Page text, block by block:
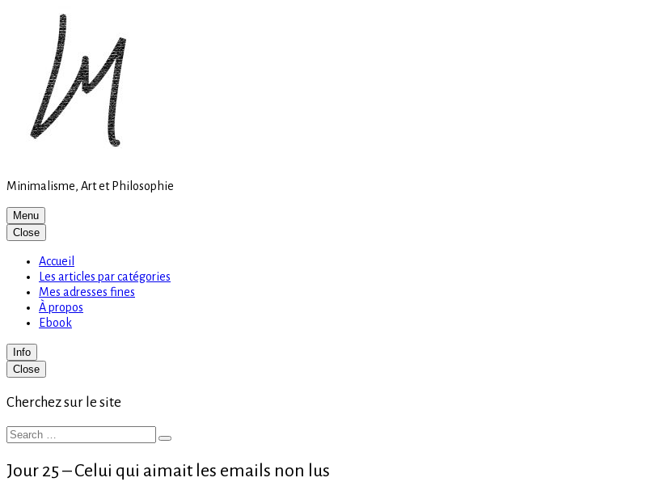
Minimalisme, Art et Philosophie
Menu
Close
Accueil
Les articles par catégories
Mes adresses fines
À propos
Ebook
Info
Primary
Sidebar
Close
Cherchez sur le site
Search
Search
Jour 25 – Celui qui aimait les emails non lus